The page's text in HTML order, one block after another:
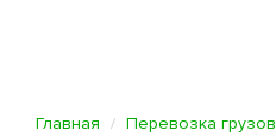
Главная
Перевозка грузов